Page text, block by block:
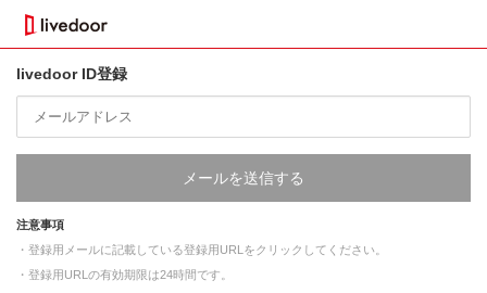
livedoor ID登録
メールを送信する
注意事項
・登録用メールに記載している登録用URLをクリックしてください。
・登録用URLの有効期限は24時間です。